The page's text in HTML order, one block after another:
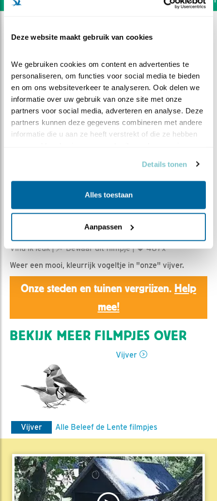
Deze website maakt gebruik van cookies
We gebruiken cookies om content en advertenties te
personaliseren, om functies voor social media te bieden
en om ons websiteverkeer te analyseren. Ook delen we
informatie over uw gebruik van onze site met onze
partners voor social media, adverteren en analyse. Deze
partners kunnen deze gegevens combineren met andere
informatie die u aan ze heeft verstrekt of die ze hebben
Details tonen
Alles toestaan
Aanpassen
De fraai gekleurde
boomklever
Vind ik leuk| Bewaar dit filmpje|
487x
Weer een mooi, kleurrijk vogeltje in "onze" vijver.
Onze steden en tuinen vergrijzen. Help
mee!
BEKIJK MEER FILMPJES OVER
Vijver
Vijver Alle Beleef de Lente filmpjes